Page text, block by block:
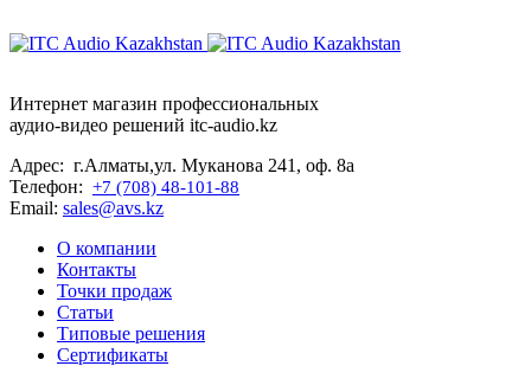
Интернет магазин профессиональных
аудио-видео решений itc-audio.kz
Адрес: г.Алматы,ул. Муканова 241, оф. 8а
Телефон: +7 (708) 48-101-88
Email: sales@avs.kz
О компании
Контакты
Точки продаж
Статьи
Типовые решения
Сертификаты